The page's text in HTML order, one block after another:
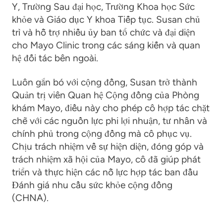
Y, Trường Sau đại học, Trường Khoa học Sức
khỏe và Giáo dục Y khoa Tiếp tục. Susan chủ
trì và hỗ trợ nhiều ủy ban tổ chức và đại diện
cho Mayo Clinic trong các sáng kiến và quan
hệ đối tác bên ngoài.
Luôn gắn bó với cộng đồng, Susan trở thành
Quản trị viên Quan hệ Cộng đồng của Phòng
khám Mayo, điều này cho phép cô hợp tác chặt
chẽ với các nguồn lực phi lợi nhuận, tư nhân và
chính phủ trong cộng đồng mà cô phục vụ.
Chịu trách nhiệm về sự hiện diện, đóng góp và
trách nhiệm xã hội của Mayo, cô đã giúp phát
triển và thực hiện các nỗ lực hợp tác ban đầu
Đánh giá nhu cầu sức khỏe cộng đồng
(CHNA).